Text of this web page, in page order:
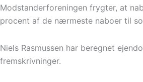
Modstanderforeningen frygter, at
procent af de nærmeste naboer til
Niels Rasmussen har beregnet
fremskrivninger.